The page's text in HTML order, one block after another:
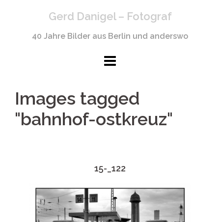
Gerd Danigel – Fotograf
40 Jahre Bilder aus Berlin und anderswo
Images tagged
"bahnhof-ostkreuz"
15-_122